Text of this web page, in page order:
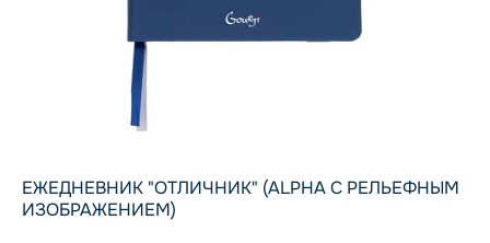
ЕЖЕДНЕВНИК "ОТЛИЧНИК" (ALPHA С РЕЛЬЕФНЫМ
ИЗОБРАЖЕНИЕМ)